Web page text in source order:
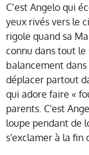
C’est Angelo qui
yeux rivés vers le
rigole quand sa
connu dans tout
balancement
déplacer partout
qui adore faire «
parents. C'est
loupe pendant de
s'exclamer à la fin